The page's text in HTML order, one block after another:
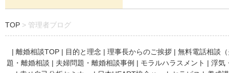
TOP 管理者ブログ
| 離婚相談TOP| 目的と理念 | 理事長からのご挨拶| 無料電話相談
題・離婚相談 | 夫婦問題・離婚相談事例 | モラルハラスメント | 浮気